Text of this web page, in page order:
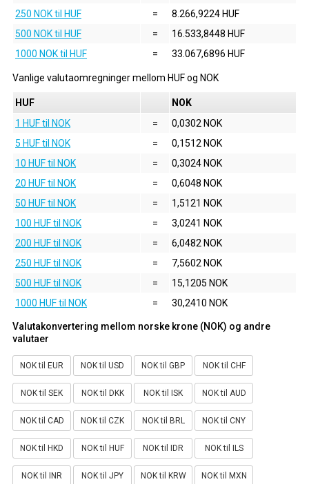
250 NOK til HUF
=
8.266,9224 HUF
500 NOK til HUF
=
16.533,8448 HUF
1000 NOK til HUF
= 33.067,6896 HUF
Vanlige valutaomregninger mellom HUFog NOK
HUF
NOK
1 HUF til NOK
=
0,0302 NOK
5 HUF til NOK
=
0,1512 NOK
10 HUF til NOK
=
0,3024 NOK
20 HUF til NOK
=
0,6048 NOK
50 HUF til NOK
=
1,5121 NOK
100 HUF til NOK
=
3,0241 NOK
200 HUF til NOK
=
6,0482 NOK
250 HUF til NOK
=
7,5602 NOK
500 HUF til NOK
=
15,1205 NOK
1000 HUF til NOK
= 30,2410 NOK
Valutakonvertering mellom norske krone (NOK) og andre
valutaer
NOK til EUR NOK til USD NOK til GBP NOK til CHF
NOK til SEK NOK til DKK NOK til ISK NOK til AUD
NOK til CAD NOK til CZK NOK til BRL NOK til CNY
NOK til HKD NOK til HUF NOK til IDR NOK til ILS
NOK til INR NOK til JPY NOK til KRW NOK til MXN